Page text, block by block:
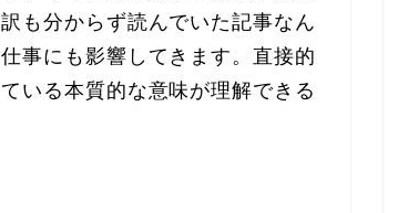
も分からず読んでいた記事なん
事にも影響してきます。直接的
いる本質的な意味が理解できる